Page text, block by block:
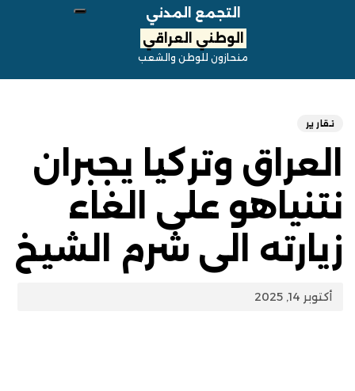
التجمع المدني
الوطني العراقي
منحازون للوطن والشعب
تقارير
العراق وتركيا يجبران
نتنياهو على الغاء
زيارته الى شرم الشيخ
أكتوبر 14, 2025